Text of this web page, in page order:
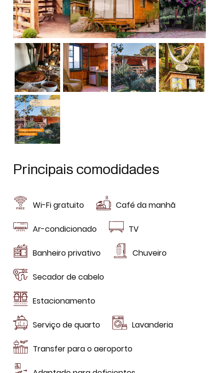
Principais comodidades
Wi-Fi gratuito Café da manhã
Ar-condicionado TV
Banheiro privativo Chuveiro
Secador de cabelo
Estacionamento
Serviço de quarto Lavanderia
Transfer para o aeroporto